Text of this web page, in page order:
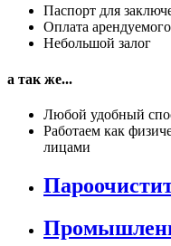
Паспорт для
Оплата
Небольшой залог
а так же...
Любой удобный
Работаем как
лицами